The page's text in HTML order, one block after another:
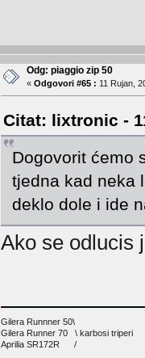
Odg: piaggio zip 50
« Odgovori #65 : 11 Rujan,
Citat: lixtronic -
Dogovorit ćemo
tjedna kad neka
deklo dole i ide
Ako se odlucis
Gilera Runnner 50\
Gilera Runner 70 \ karbosi triperi
Aprilia SR172R /